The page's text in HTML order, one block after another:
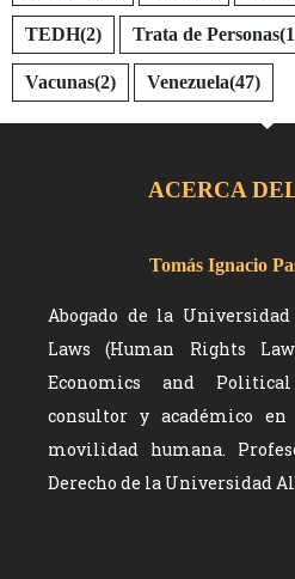
TEDH(2) Trata de Personas
Vacunas(2) Venezuela(47)
ACERCA
Tomás Ignacio
Abogado de la
Laws (Human Rights
Economics and
consultor y académico en
movilidad humana.
Derecho de la Universidad